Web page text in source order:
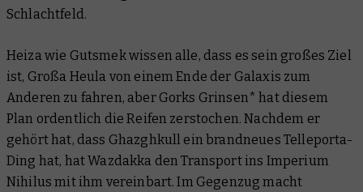
Schlachtfeld.
Heiza wie Gutsmek wissen alle, dass es sein großes Ziel
ist, Großa Heula von einem Ende der Galaxis zum
Anderen zu fahren, aber Gorks Grinsen* hat diesem
Plan ordentlich die Reifen zerstochen. Nachdem er
gehört hat, dass Ghazghkull ein brandneues Telleporta-
Ding hat, hat Wazdakka den Transport ins Imperium
Nihilus mit ihm vereinbart. Im Gegenzug macht